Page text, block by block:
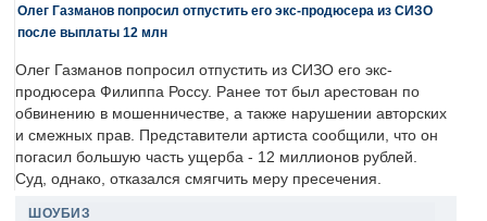
Олег Газманов попросил отпустить его экс-продюсера из СИЗО
после выплаты 12 млн
Олег Газманов попросил отпустить из СИЗО его экс-
продюсера Филиппа Россу. Ранее тот был арестован по
обвинению в мошенничестве, а также нарушении авторских
и смежных прав. Представители артиста сообщили, что он
погасил большую часть ущерба - 12 миллионов рублей.
Суд, однако, отказался смягчить меру пресечения.
ШОУБИЗ